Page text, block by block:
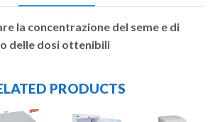
la concentrazione del seme e di
delle dosi ottenibili
PRODUCTS